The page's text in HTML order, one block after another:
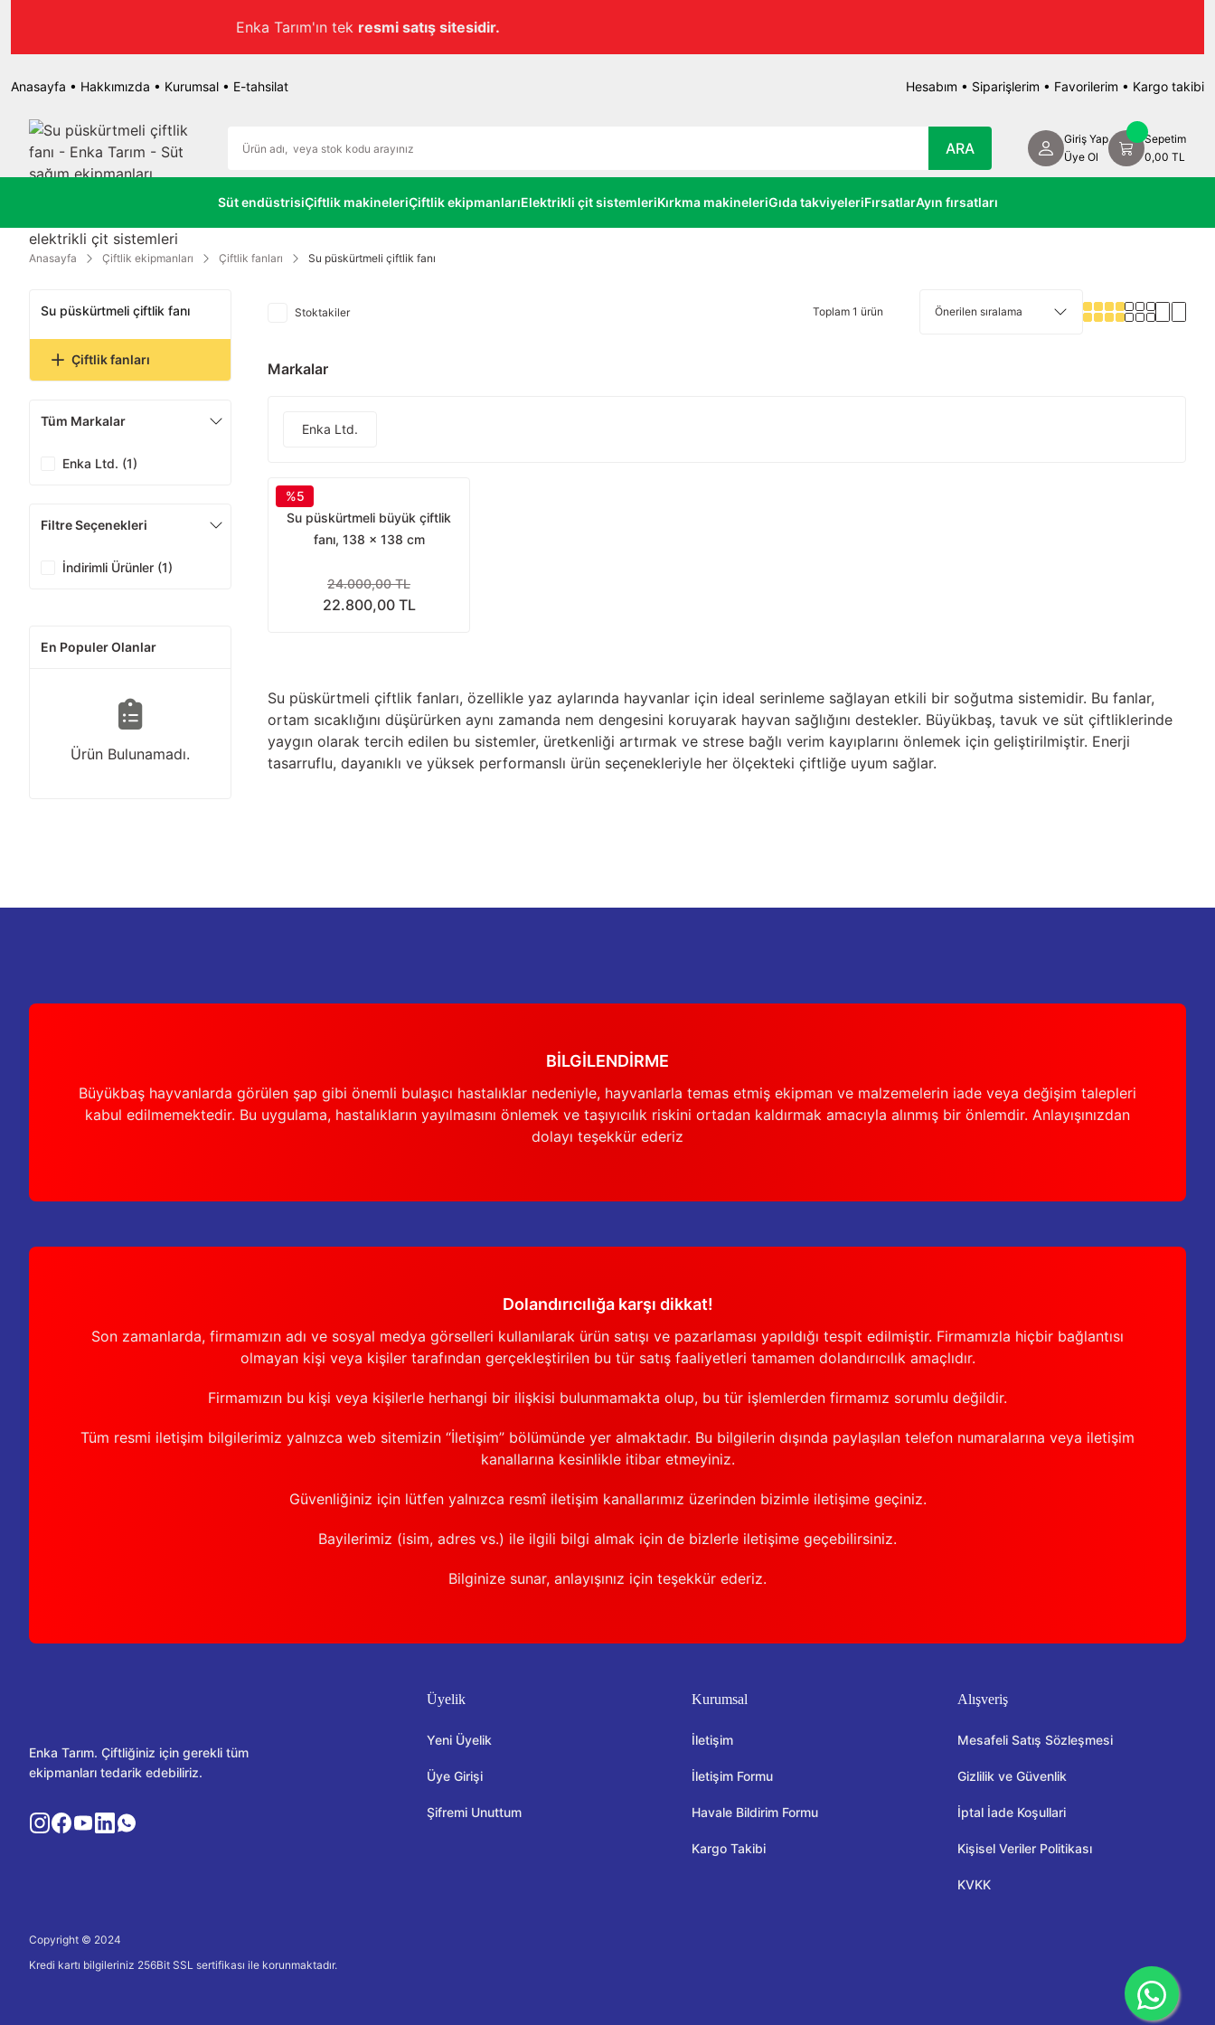
Anasayfa • Hakkımızda • Kurumsal • E-tahsilat Hesabım • Siparişlerim • Favorilerim • Kargo takibi
ARA
Giriş Yap
Üye Ol
Sepetim
0,00 TL
Süt endüstrisiÇiftlik makineleriÇiftlik ekipmanlarıElektrikli çit sistemleriKırkma makineleriGıda takviyeleriFırsatlarAyın fırsatları
Anasayfa Çiftlik ekipmanları Çiftlik fanları Su püskürtmeli çiftlik fanı
Su püskürtmeli çiftlik fanı
Çiftlik fanları
Tüm Markalar
Enka Ltd. (1)
Filtre Seçenekleri
İndirimli Ürünler (1)
En Populer Olanlar
Ürün Bulunamadı.
Stoktakiler Toplam 1 ürün
Markalar
Enka Ltd.
%5
Su püskürtmeli büyük çiftlik
fanı, 138 x 138 cm
24.000,00 TL
22.800,00 TL
Su püskürtmeli çiftlik fanları, özellikle yaz aylarında hayvanlar için ideal serinleme sağlayan etkili bir soğutma sistemidir. Bu fanlar,
ortam sıcaklığını düşürürken aynı zamanda nem dengesini koruyarak hayvan sağlığını destekler. Büyükbaş, tavuk ve süt çiftliklerinde
yaygın olarak tercih edilen bu sistemler, üretkenliği artırmak ve strese bağlı verim kayıplarını önlemek için geliştirilmiştir. Enerji
tasarruflu, dayanıklı ve yüksek performanslı ürün seçenekleriyle her ölçekteki çiftliğe uyum sağlar.
BİLGİLENDİRME
Büyükbaş hayvanlarda görülen şap gibi önemli bulaşıcı hastalıklar nedeniyle, hayvanlarla temas etmiş ekipman ve malzemelerin iade veya değişim talepleri
kabul edilmemektedir. Bu uygulama, hastalıkların yayılmasını önlemek ve taşıyıcılık riskini ortadan kaldırmak amacıyla alınmış bir önlemdir. Anlayışınızdan
dolayı teşekkür ederiz
Dolandırıcılığa karşı dikkat!
Son zamanlarda, firmamızın adı ve sosyal medya görselleri kullanılarak ürün satışı ve pazarlaması yapıldığı tespit edilmiştir. Firmamızla hiçbir bağlantısı
olmayan kişi veya kişiler tarafından gerçekleştirilen bu tür satış faaliyetleri tamamen dolandırıcılık amaçlıdır.
Firmamızın bu kişi veya kişilerle herhangi bir ilişkisi bulunmamakta olup, bu tür işlemlerden firmamız sorumlu değildir.
Tüm resmi iletişim bilgilerimiz yalnızca web sitemizin “İletişim” bölümünde yer almaktadır. Bu bilgilerin dışında paylaşılan telefon numaralarına veya iletişim
kanallarına kesinlikle itibar etmeyiniz.
Güvenliğiniz için lütfen yalnızca resmî iletişim kanallarımız üzerinden bizimle iletişime geçiniz.
Bayilerimiz (isim, adres vs.) ile ilgili bilgi almak için de bizlerle iletişime geçebilirsiniz.
Bilginize sunar, anlayışınız için teşekkür ederiz.
Enka Tarım. Çiftliğiniz için gerekli tüm
ekipmanları tedarik edebiliriz.
Üyelik
Yeni Üyelik
Üye Girişi
Şifremi Unuttum
Kurumsal
İletişim
İletişim Formu
Havale Bildirim Formu
Kargo Takibi
Alışveriş
Mesafeli Satış Sözleşmesi
Gizlilik ve Güvenlik
İptal İade Koşullari
Kişisel Veriler Politikası
KVKK
Copyright © 2024
Kredi kartı bilgileriniz 256Bit SSL sertifikası ile korunmaktadır.